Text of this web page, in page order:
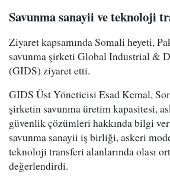
Savunma sanayii ve teknoloji
Ziyaret kapsamında Somali heyeti,
savunma şirketi Global Industrial &
(GIDS) ziyaret etti.
GIDS Üst Yöneticisi Esad Kemal,
şirketin savunma üretim kapasitesi,
güvenlik çözümleri hakkında bilgi
savunma sanayii iş birliği, askeri
teknoloji transferi alanlarında olası
değerlendirdi.